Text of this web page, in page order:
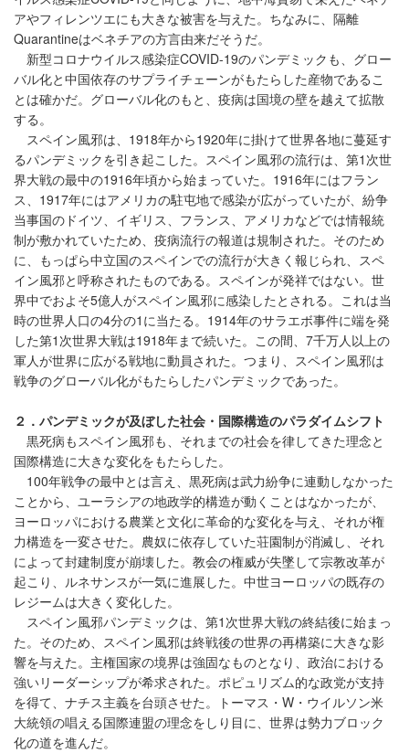
アやフィレンツエにも大きな被害を与えた。ちなみに、隔離
Quarantineはベネチアの方言由来だそうだ。
新型コロナウイルス感染症COVID-19のパンデミックも、グロー
バル化と中国依存のサプライチェーンがもたらした産物であるこ
とは確かだ。グローバル化のもと、疫病は国境の壁を越えて拡散
する。
スペイン風邪は、1918年から1920年に掛けて世界各地に蔓延す
るパンデミックを引き起こした。スペイン風邪の流行は、第1次世
界大戦の最中の1916年頃から始まっていた。1916年にはフラン
ス、1917年にはアメリカの駐屯地で感染が広がっていたが、紛争
当事国のドイツ、イギリス、フランス、アメリカなどでは情報統
制が敷かれていたため、疫病流行の報道は規制された。そのため
に、もっぱら中立国のスペインでの流行が大きく報じられ、スペ
イン風邪と呼称されたものである。スペインが発祥ではない。世
界中でおよそ5億人がスペイン風邪に感染したとされる。これは当
時の世界人口の4分の1に当たる。1914年のサラエボ事件に端を発
した第1次世界大戦は1918年まで続いた。この間、7千万人以上の
軍人が世界に広がる戦地に動員された。つまり、スペイン風邪は
戦争のグローバル化がもたらしたパンデミックであった。
２．パンデミックが及ぼした社会・国際構造のパラダイムシフト
黒死病もスペイン風邪も、それまでの社会を律してきた理念と
国際構造に大きな変化をもたらした。
100年戦争の最中とは言え、黒死病は武力紛争に連動しなかった
ことから、ユーラシアの地政学的構造が動くことはなかったが、
ヨーロッパにおける農業と文化に革命的な変化を与え、それが権
力構造を一変させた。農奴に依存していた荘園制が消滅し、それ
によって封建制度が崩壊した。教会の権威が失墜して宗教改革が
起こり、ルネサンスが一気に進展した。中世ヨーロッパの既存の
レジームは大きく変化した。
スペイン風邪パンデミックは、第1次世界大戦の終結後に始まっ
た。そのため、スペイン風邪は終戦後の世界の再構築に大きな影
響を与えた。主権国家の境界は強固なものとなり、政治における
強いリーダーシップが希求された。ポピュリズム的な政党が支持
を得て、ナチス主義を台頭させた。トーマス・W・ウイルソン米
大統領の唱える国際連盟の理念をしり目に、世界は勢力ブロック
化の道を進んだ。